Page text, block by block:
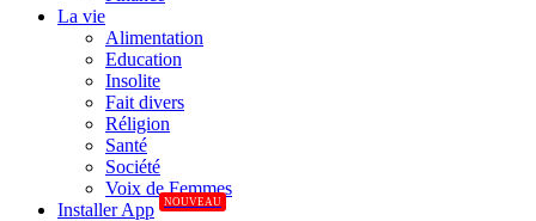
La vie
Alimentation
Education
Insolite
Fait divers
Réligion
Santé
Société
Voix de Femmes
Installer App
NOUVEAU